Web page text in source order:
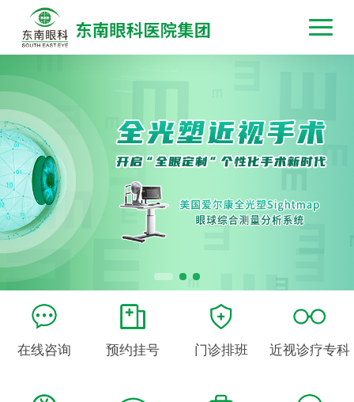
在线咨询 预约挂号 门诊排班 近视诊疗专科